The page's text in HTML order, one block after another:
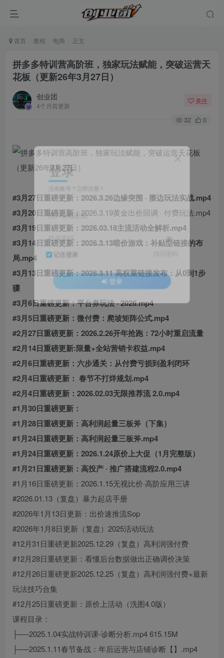
首页 教程 电商 正文
拼多多特训营高阶班，独家玩法赋能，突破运营天
花板（更新26年3月27日）
创业团
4个月前更新
关注
32 0
#3月27日重磅更新：2026.3.26边缘突围 · 擦边玩法实战.mp4
#3月20日重磅更新： 2026.3.19黄金出价回调 · 付费玩法.mp4
#3月19日重磅更新：2026.03.18主流活动全解析.mp4
#3月14日重磅更新：2026.3.13暗价游戏：补贴型链接的布
局.mp4
#3月13日重磅更新：2026.3.11 高权重链接发布：从0到1步
骤
#3月6日重磅更新：平台券玩法 · 2026.mp4
#3月5日重磅更新：微付费：爬坡矩阵公式.mp4
#2月27日重磅更新：2026.2.26开年抢跑：72小时重启流量
#2月14日重磅更新:限量+全站营销卡权益.mp4
#2月6日重磅更新：六步通关：从付费亏损到盈利闭环
#2月4日重磅更新： 春节不打烊规划.mp4
#2月4日重磅更新：2026.02.03无限推荐流 2.0.mp4
#1月30日重磅更新：
#1月28日重磅更新：高利润起量三板斧（下集）
#1月24日重磅更新：高利润起量三板斧.mp4
#1月24日重磅更新：2026.1.24原价上大促（1月完整版）
#1月21日重磅更新：高投产 · 推广搭建流程2.0.mp4
#1月16日重磅更新：2026.1.15无视比价·高阶应用三讲
#2026.01.13（复盘）暴力起店手册
#2026年1月13日更新：出价速推流Sop
#2026年1月8日更新（复盘）2025活动玩法
#12月31日重磅更新2025.12.29（复盘）高利润强付费
#12月28日重磅更新：看懂后台数据做出正确调价决策
#12月26日重磅更新2025.12.25（复盘）高利润强付费+最新
玩法技巧合集
#12月25日重磅更新：原价上活动（洗图4.0版）
课程目录：
├──2025.1.04实战特训课-诊断分析.mp4 615.15M
├──2025.1.11春节备战：年后运营与店铺诊断【】.mp4
登录
用户名或邮箱
登录密码
记住登录
登录